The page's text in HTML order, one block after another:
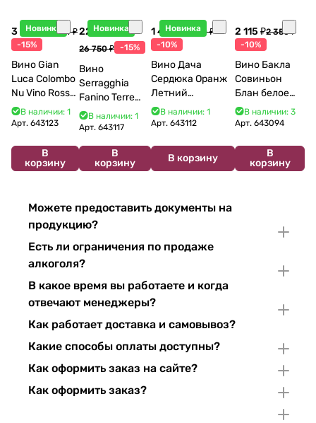
Новинка
3 998 ₽4 704 ₽
-15%
Вино Gian
Luca Colombo
Nu Vino Rosso
2025 750 мл
В наличии: 1
Арт. 643123
В
корзину
Новинка
22 738 ₽
26 750 ₽ -15%
Вино
Serragghia
Fanino Terre
Siciliane IGP
2022 750 мл
В наличии: 1
Арт.643117
В
корзину
Новинка
1 440 ₽1 600 ₽
-10%
Вино Дача
Сердюка Оранж
Летний
Сибирьковый
2024 750 мл
В наличии: 1
Арт. 643112
В корзину
2 115 ₽2 350 ₽
-10%
Вино Бакла
Совиньон
Блан белое
сухое 750 мл
12%
В наличии: 3
Арт.643094
В
корзину
Можете предоставить документы на
продукцию?
Есть ли ограничения по продаже
алкоголя?
В какое время вы работаете и когда
отвечают менеджеры?
Как работает доставка и самовывоз?
Какие способы оплаты доступны?
Как оформить заказ на сайте?
Как оформить заказ?